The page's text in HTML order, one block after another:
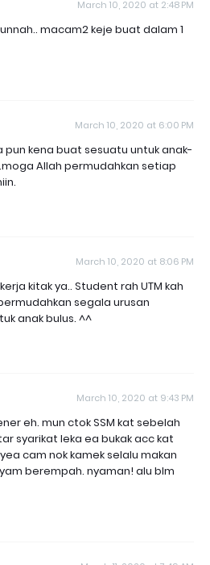
March 10, 2020 at 2:48 PM
macam2 keje buat dalam 1
March 10, 2020 at 6:00 PM
pun kena buat sesuatu untuk anak-
Allah permudahkan setiap
March 10, 2020 at 8:06 PM
kitak ya.. Student rah UTM kah
segala urusan
anak bulus. ^^
March 10, 2020 at 9:43 PM
eh. mun ctok SSM kat sebelah
syarikat leka ea bukak acc kat
cam nok kamek selalu makan
berempah. nyaman! alu blm